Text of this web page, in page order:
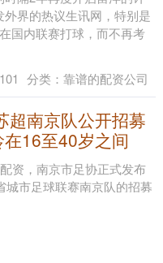
界的热议生讯网，特别是
国内联赛打球，而不再考
101 分类： 靠谱的配资公司
超南京队公开招募
16至40岁之间
资，南京市足协正式发布
城市足球联赛南京队的招募